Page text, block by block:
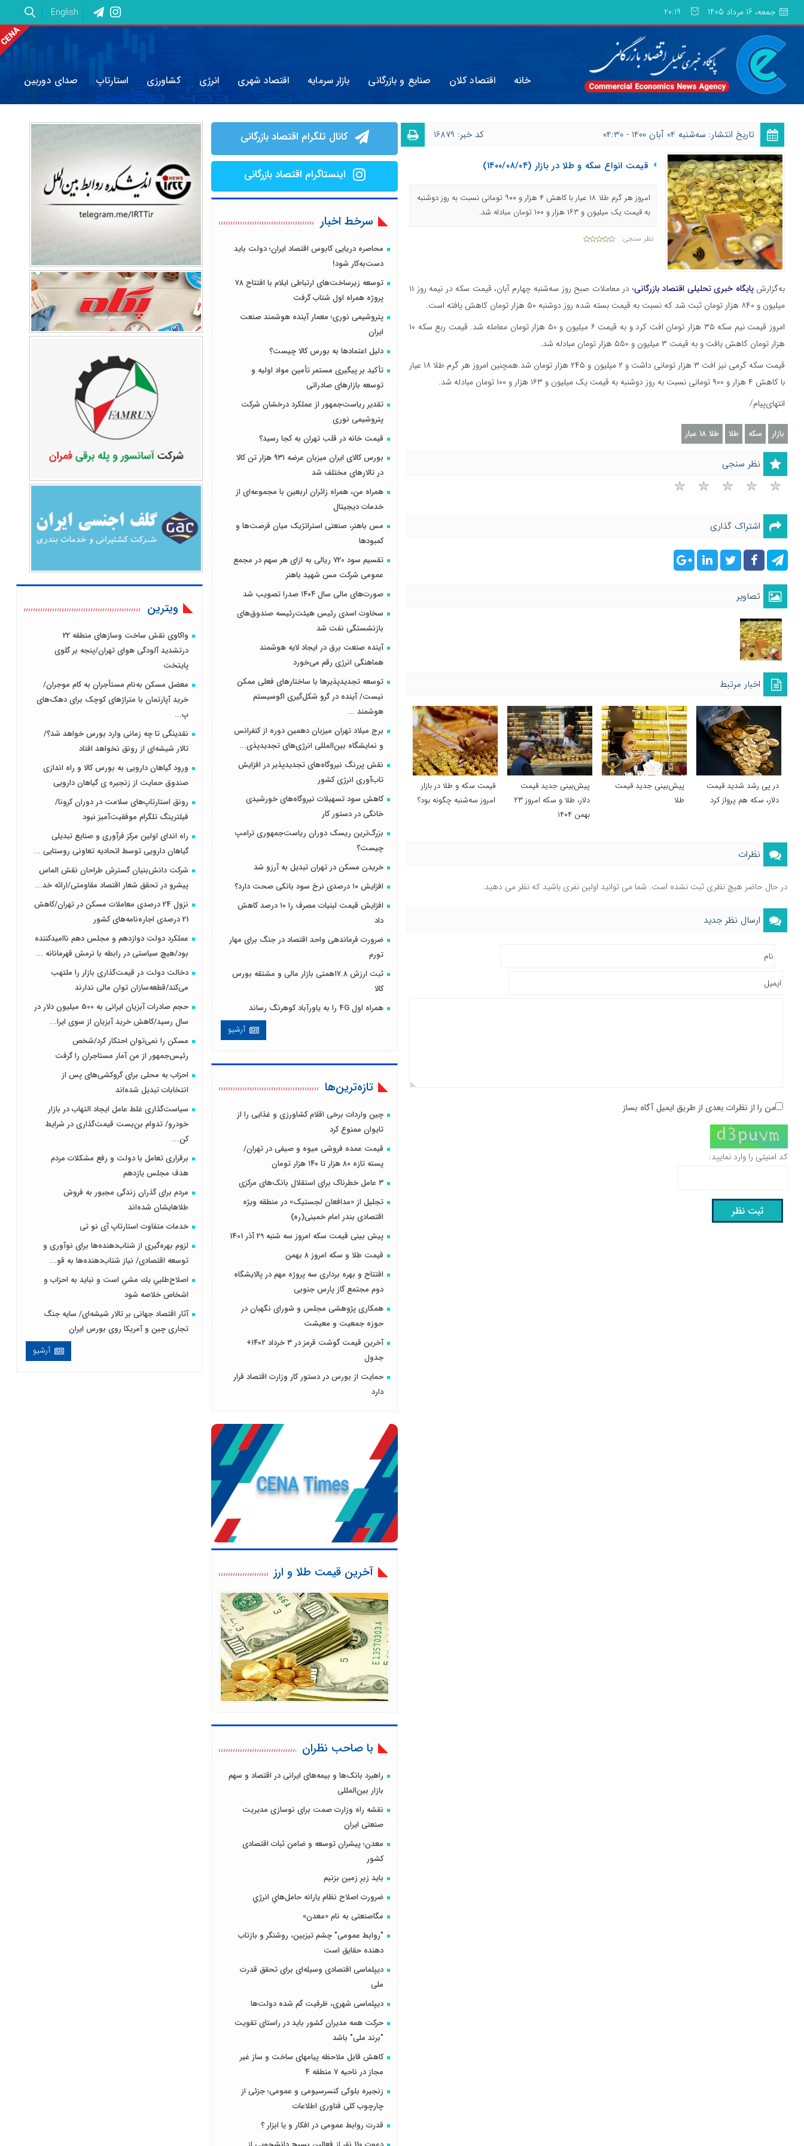
جمعه، 16 مرداد 1405 20:19
English
خانه اقتصاد کلان صنایع و بازرگانی بازار سرمایه اقتصاد شهری انرژی کشاورزی استارتاپ صدای دوربین
تاریخ انتشار: ﺳﻪشنبه 04 آبان 1400 - 04:30 کد خبر: 16879
قیمت انواع سکه و طلا در بازار (۱۴۰۰/۰۸/۰۴)
امروز هر گرم طلا ۱۸ عیار با کاهش ۴ هزار و ۹۰۰ تومانی نسبت به روز دوشنبه
به قیمت یک میلیون و ۱۶۳ هزار و ۱۰۰ تومان مبادله شد.
نظر سنجی:
به‌گزارش پایگاه خبری تحلیلی اقتصاد بازرگانی؛ در معاملات صبح روز ‌سه‌شنبه چهارم آبان، قیمت سکه
در نیمه روز ۱۱
میلیون و ۸۴۰ هزار تومان ثبت شد که نسبت به قیمت بسته شده روز دوشنبه ۵۰ هزار تومان کاهش یافته است.
امروز قیمت نیم سکه ۳۵ هزار تومان افت کرد و به قیمت ۶ میلیون و ۵۰ هزار تومان معامله شد. قیمت ربع سکه ۱۰
هزار تومان کاهش یافت و به قیمت ۳ میلیون و ۵۵۰ هزار تومان مبادله شد.
قیمت سکه گرمی نیز افت ۳ هزار تومانی داشت و ۲ میلیون و ۲۴۵ هزار تومان شد.همچنین امروز هر گرم طلا ۱۸ عیار
با کاهش ۴ هزار و ۹۰۰ تومانی نسبت به روز دوشنبه به قیمت یک میلیون و ۱۶۳ هزار و ۱۰۰ تومان مبادله شد.
انتهای‌پیام/
بازار سکه طلا طلا 18 عیار
نظر سنجی
اشتراک گذاری
تصاویر
اخبار مرتبط
در پی رشد شدید قیمت
دلار، سکه هم پرواز کرد
پیش‌بینی جدید قیمت
طلا
پیش‌بینی جدید قیمت
دلار، طلا و سکه امروز ۲۳
بهمن ۱۴۰۴
قیمت سکه و طلا در بازار
امروز سه‌شنبه چگونه بود؟
نظرات
در حال حاضر هیچ نظری ثبت نشده است. شما می توانید اولین نفری باشید که نظر می دهید.
ارسال نظر جدید
من را از نظرات بعدی از طریق ایمیل آگاه بساز
کد امنیتی را وارد نمایید:
کانال تلگرام اقتصاد بازرگانی
اینستاگرام اقتصاد بازرگانی
سرخط اخبار
محاصره دریایی کابوس اقتصاد ایران؛ دولت باید
دست‌به‌کار شود!
توسعه زیرساخت‌های ارتباطی ایلام با افتتاح ۷۸
پروژه همراه اول شتاب گرفت
پتروشیمی نوری؛ معمار آینده هوشمند صنعت
ایران
دلیل اعتمادها به بورس کالا چیست؟
تأکید بر پیگیری مستمر تأمین مواد اولیه و
توسعه بازارهای صادراتی
تقدیر ریاست‌جمهور از عملکرد درخشان شرکت
پتروشیمی نوری
قیمت خانه در قلب تهران به کجا رسید؟
بورس کالای ایران میزبان عرضه ۹۳۱ هزار تن کالا
در تالارهای مختلف شد
همراه من، همراه زائران اربعین با مجموعه‌ای از
خدمات دیجیتال
مس باهنر، صنعتی استراتژیک میان فرصت‌ها و
کمبودها
تقسیم سود 720 ریالی به ازای هر سهم در مجمع
عمومی شرکت مس شهید باهنر
صورت‌های مالی سال ۱۴۰۴ صدرا تصویب شد
سخاوت اسدی رئیس هیئت‌رئیسه صندوق‌های
بازنشستگی نفت شد
آینده صنعت برق در ایجاد لایه هوشمند
هماهنگی انرژی رقم می‌خورد
توسعه تجدیدپذیرها با ساختارهای فعلی ممکن
نیست/ آینده در گرو شکل‌گیری اکوسیستم
هوشمند ...
برج میلاد تهران میزبان دهمین دوره از کنفرانس
و نمایشگاه بین‌المللی انرژی‌های تجدیدپذی...
نقش پررنگ نیروگاه‌های تجدیدپذیر در افزایش
تاب‌آوری انرژی کشور
کاهش سود تسهیلات نیروگاه‌های خورشیدی
خانگی در دستور کار
بزرگ‌ترین ریسک دوران ریاست‌جمهوری ترامپ
چیست؟
خریدن مسکن در تهران تبدیل به آرزو شد
افزایش ۱۰ درصدی نرخ سود بانکی صحت دارد؟
افزایش قیمت لبنیات مصرف را ۱۰ درصد کاهش
داد
ضرورت فرماندهی واحد اقتصاد در جنگ برای مهار
تورم
ثبت ارزش ۱۷.۸همتی بازار مالی و مشتقه بورس
کالا
همراه اول 4G را به یاورآباد کوهرنگ رساند
آرشیو
تازه‌ترین‌ها
چین واردات برخی اقلام کشاورزی و غذایی را از
تایوان ممنوع کرد
قیمت عمده فروشی میوه و صیفی در تهران/
پسته تازه ۸۰ هزار تا ۱۴۰ هزار تومان
۳ عامل خطرناک برای استقلال بانک‌های مرکزی
تجلیل از «مدافعان لجستیک» در منطقه ویژه
اقتصادی بندر امام خمینی(ره)
پیش بینی قیمت سکه امروز سه شنبه 29 آذر 1401
قیمت طلا و سکه امروز ۸ بهمن
افتتاح و بهره برداری سه پروژه مهم در پالایشگاه
دوم مجتمع گاز پارس جنوبی
همکاری پژوهشی مجلس و شورای نگهبان در
حوزه جمعیت و معیشت
آخرین قیمت گوشت قرمز در ۳ خرداد ۱۴۰۲+
جدول
حمایت از بورس در دستور کار وزارت اقتصاد قرار
دارد
آخرین قیمت طلا و ارز
با صاحب نظران
راهبرد بانک‌ها و بیمه‌های ایرانی در اقتصاد و سهم
بازار بین‌المللی
نقشه راه وزارت صمت برای نوسازی مدیریت
صنعتی ایران
معدن؛ پیشران توسعه و ضامن ثبات اقتصادی
کشور
باید زیرِ زمین بزنیم
ضرورت اصلاح نظام يارانه حامل‌هاي انرژي
مگاصنعتی به نام «معدن»
"روابط عمومی" چشم تیزبین، روشنگر و بازتاب
دهنده حقایق است
دیپلماسی اقتصادی وسیله‌ای برای تحقق قدرت
ملی
دیپلماسی شهری، ظرفیت گم شده دولت‌ها
حرکت همه مدیران کشور باید در راستای تقویت
"برند ملی" باشد
کاهش قابل ملاحظه پیامهای ساخت و ساز غیر
مجاز در ناحیه 7 منطقه 4
زنجیره بلوکی کنسرسیومی و عمومی؛ جزئی از
چارچوب کلی فناوری اطلاعات
قدرت روابط عمومی در افکار و یا ابزار ؟
ویترین
واکاوی نقش ساخت وسازهای منطقه 22
درتشدید آلودگی هوای تهران/پنجه بر گلوی
پایتخت
معضل مسکن به‌نام مستأجران به کام موجران/
خرید آپارتمان با متراژهای کوچک برای دهک‌های
پ...
نقدینگی تا چه زمانی وارد بورس خواهد شد؟/
تالار شیشه‌ای از رونق نخواهد افتاد
ورود گیاهان دارویی به بورس کالا و راه اندازی
صندوق حمایت از زنجیره ی گیاهان دارویی
رونق استارتاپ‌های سلامت در دوران کرونا/
فیلترینگ تلگرام موفقیت‌آمیز نبود
راه اندای اولین مرکز فرآوری و صنایع تبدیلی
گیاهان دارویی توسط اتحادیه تعاونی روستایی ...
شرکت دانش‌بنیان گسترش طراحان‌‌ ‌نقش‌ الماس
پیشرو در تحقق شعار اقتصاد مقاومتی/ارائه خد...
نزول 24 درصدی معاملات مسکن در تهران/کاهش
21 درصدی اجاره‌نامه‌های کشور
عملکرد دولت دوازدهم و مجلس دهم ناامیدکننده
بود/هیچ سیاستی در رابطه با نرمش قهرمانانه ...
دخالت دولت در قیمت‌گذاری بازار را ملتهب
می‌کند/قطعه‌سازان توان مالی ندارند
حجم صادرات آبزیان ایرانی به 500 میلیون دلار در
سال رسید/کاهش خرید آبزیان از سوی ایرا...
مسکن را نمی‌توان احتکار کرد/شخص
رئیس‌جمهور از من آمار مستاجران را گرفت
احزاب به محلی برای گروکشی‌های پس از
انتخابات تبدیل شده‌اند
سیاست‌گذاری غلط عامل ایجاد التهاب در بازار
خودرو/ تدوام بن‌بست قیمت‌گذاری در شرایط
کن...
برقراری تعامل با دولت و رفع مشکلات مردم
هدف مجلس‌ یازدهم
مردم برای گذران زندگی مجبور به فروش
طلاهایشان شده‌اند
خدمات متفاوت استارتاپ آی نو تی
لزوم بهره‌گیری از شتاب‌دهنده‌ها برای نوآوری و
توسعه اقتصادی/ نیاز شتاب‌دهنده‌ها به قو...
اصلاح‌طلبي يك مشي است و نبايد به احزاب و
اشخاص خلاصه شود
آثار اقتصاد جهانی بر تالار شیشه‌ای/ سایه جنگ
تجاری چین و آمریکا روی بورس ایران
آرشیو